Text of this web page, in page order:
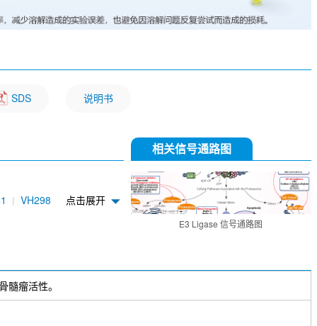
SDS 说明书
VH298
点击展开
相关信号通路图
E3 Ligase 信号通路图
瘤活性。